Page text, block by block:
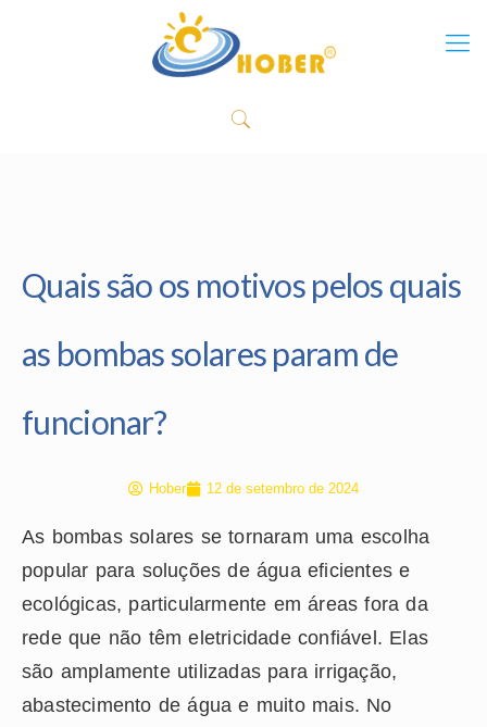
Quais são os motivos pelos quais
as bombas solares param de
funcionar?
Hober 12 de setembro de 2024
As bombas solares se tornaram uma escolha
popular para soluções de água eficientes e
ecológicas, particularmente em áreas fora da
rede que não têm eletricidade confiável. Elas
são amplamente utilizadas para irrigação,
abastecimento de água e muito mais. No